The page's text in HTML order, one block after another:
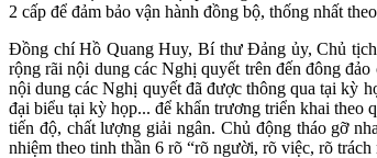
2 cấp để đảm bảo vận hành đồng bộ, thống nhất
Đồng chí Hồ Quang Huy, Bí thư Đảng ủy, Chủ
rộng rãi nội dung các Nghị quyết trên đến đông
nội dung các Nghị quyết đã được thông qua tại kỳ
đại biểu tại kỳ họp... để khẩn trương triển khai theo
tiến độ, chất lượng giải ngân. Chủ động tháo gỡ
nhiệm theo tinh thần 6 rõ “rõ người, rõ việc, rõ